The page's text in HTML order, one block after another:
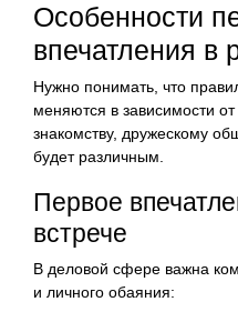
Особенности
впечатления в
Нужно понимать, что
меняются в зависимости
знакомству, дружескому
будет различным.
Первое
встрече
В деловой сфере важна
и личного обаяния: